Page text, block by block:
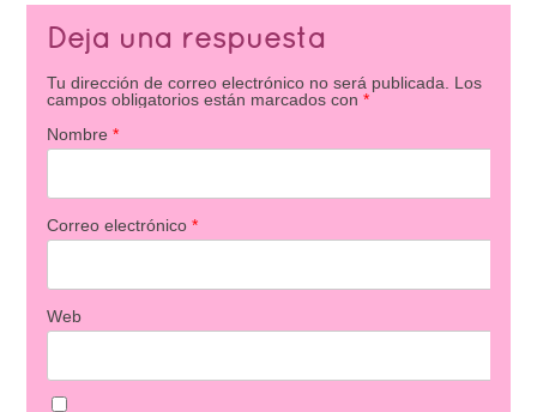
Deja una respuesta
Tu dirección de correo electrónico no será publicada.
Los
campos obligatorios están marcados con *
Nombre *
Correo electrónico *
Web